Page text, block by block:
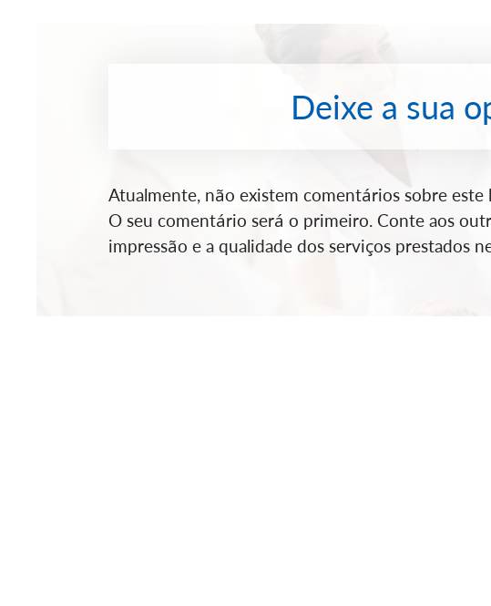
Deixe a sua
Atualmente, não existem comentários sobre este
O seu comentário será o primeiro. Conte aos
impressão e a qualidade dos serviços prestados